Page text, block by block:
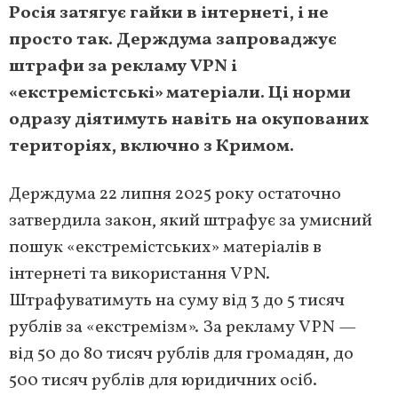
Росія затягує гайки в інтернеті, і не
просто так. Держдума запроваджує
штрафи за рекламу VPN і
«екстремістські» матеріали. Ці норми
одразу діятимуть навіть на окупованих
територіях, включно з Кримом.
Держдума 22 липня 2025 року остаточно
затвердила закон, який штрафує за умисний
пошук «екстремістських» матеріалів в
інтернеті та використання VPN.
Штрафуватимуть на суму від 3 до 5 тисяч
рублів за «екстремізм». За рекламу VPN —
від 50 до 80 тисяч рублів для громадян, до
500 тисяч рублів для юридичних осіб.